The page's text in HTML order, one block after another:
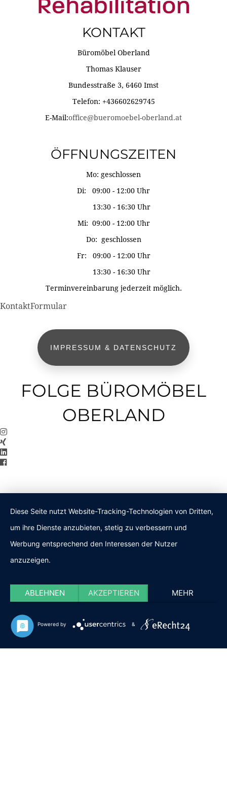
KONTAKT
Büromöbel Oberland
Thomas Klauser
Bundesstraße 3, 6460 Imst
Telefon: +436602629745
E-Mail:office@bueromoebel-oberland.at
ÖFFNUNGSZEITEN
Mo: geschlossen
Di: 09:00 - 12:00 Uhr
13:30 - 16:30 Uhr
Mi: 09:00 - 12:00 Uhr
Do: geschlossen
Fr: 09:00 - 12:00 Uhr
13:30 - 16:30 Uhr
Terminvereinbarung jederzeit möglich.
KontaktFormular
IMPRESSUM & DATENSCHUTZ
FOLGE BÜROMÖBEL
OBERLAND
Diese Seite nutzt Website-Tracking-Technologien von Dritten,
um ihre Dienste anzubieten, stetig zu verbessern und
Werbung entsprechend den Interessen der Nutzer
anzuzeigen.
ABLEHNEN AKZEPTIEREN MEHR
Powered by &